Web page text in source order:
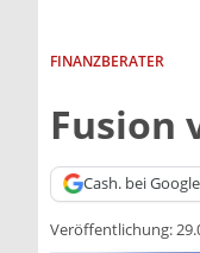
FINANZBERATER
Fusion
Cash. bei
Veröffentlichung: